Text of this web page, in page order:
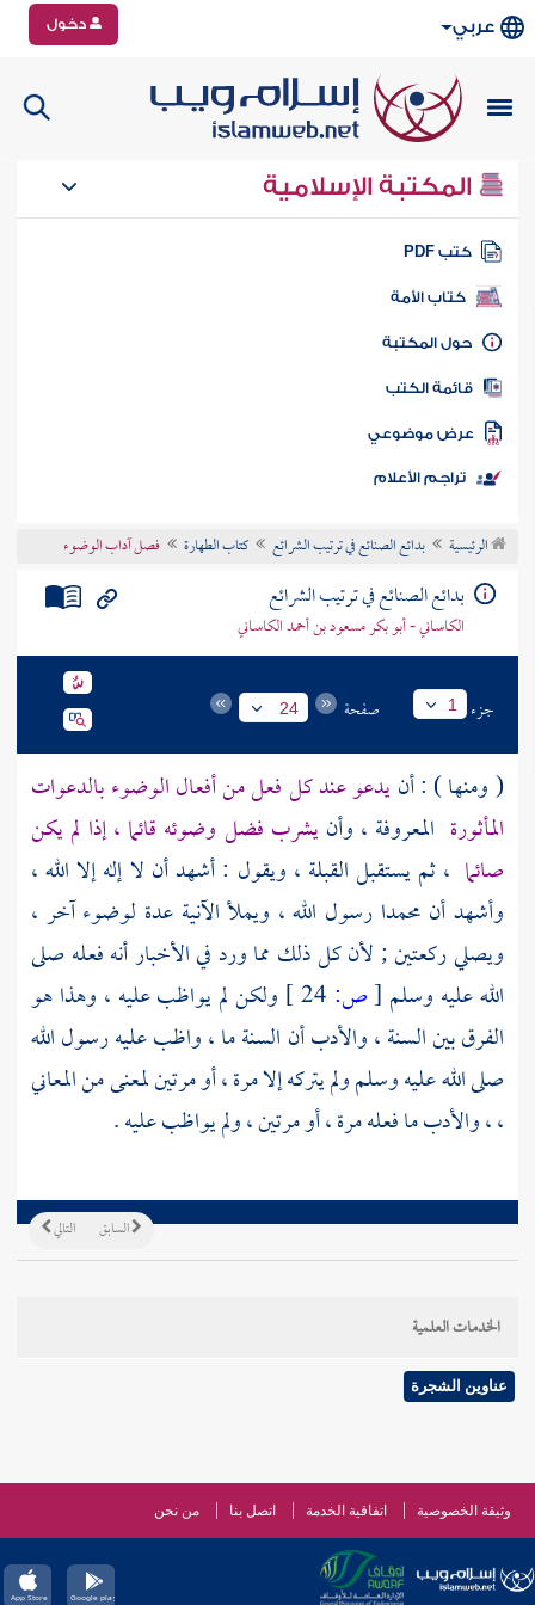
عربي دخول
المكتبة الإسلامية
كتب PDF
كتاب الأمة
المكتبة
الكتب
موضوعي
تراجم الأعلام
الرئيسية بدائع الصنائع في ترتيب الشرائع كتاب الطهارة فصل آداب الوضوء
بدائع الصنائع في ترتيب الشرائع
الكاساني - أبو بكر مسعود بن أحمد الكاساني
جزء 1 صفحة 24
( ومنها ) : أنيدعو عند كل فعل من أفعال الوضوء بالدعوات
المأثورة المعروفة ، وأنيشرب فضل وضوئه قائما ، إذا لم يكن
صائما ، ثم يستقبل القبلة ، ويقول : أشهد أن لا إله إلا الله ،
وأشهد أن محمدارسول الله ، ويملأ الآنية عدة لوضوء آخر ،
ويصلي ركعتين ; لأن كل ذلك مما ورد في الأخبار أنه فعله صلى
الله عليه وسلم [ص:
ولكن لم يواظب عليه ، وهذا هو
الفرق بين السنة ، والأدب أن السنة ما ، واظب عليه رسول الله
صلى الله عليه وسلم ولم يتركه إلا مرة ، أو مرتين لمعنى من المعاني
، ، والأدب ما فعله مرة ، أو مرتين ، ولم يواظب عليه .
التالي السابق
الخدمات العلمية
عناوين الشجرة
وثيقة الخصوصية اتفاقية الخدمة اتصل بنا من نحن